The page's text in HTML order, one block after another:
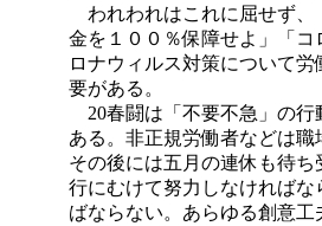
われわれはこれに屈せず、
金を１００％保障せよ」「
ロナウィルス対策について
要がある。
20春闘は「不要不急」の行
ある。非正規労働者などは
その後には五月の連休も待
行にむけて努力しなければ
ばならない。あらゆる創意